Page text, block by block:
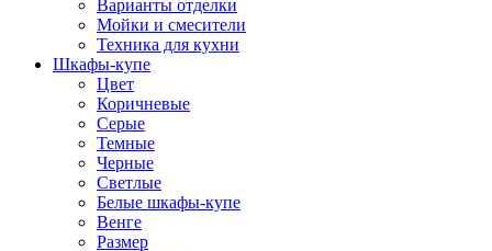
Варианты отделки
Мойки и смесители
Техника для кухни
Шкафы-купе
Цвет
Коричневые
Серые
Темные
Черные
Светлые
Белые шкафы-купе
Венге
Размер